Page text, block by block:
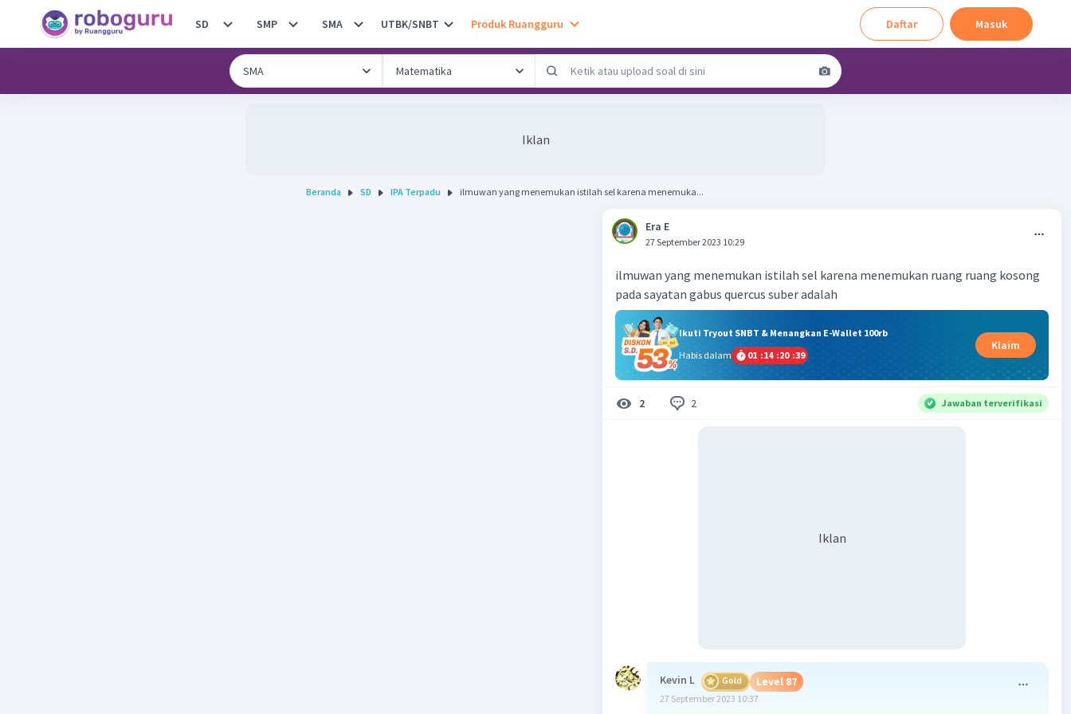
SD SMP SMA UTBK/SNBT Produk Ruangguru Daftar Masuk
Iklan
Beranda SD IPA Terpadu ilmuwan yang menemukan istilah sel karena menemuka...
Era E
27 September 2023 10:29
ilmuwan yang menemukan istilah sel karena menemukan ruang ruang kosong
pada sayatan gabus quercus suber adalah
Ikuti Tryout SNBT & Menangkan E-Wallet 100rb
Habis dalam
01 :14 :20 :39
Klaim
2 2 Jawaban terverifikasi
Iklan
Kevin L Gold Level 87
27 September 2023 10:37